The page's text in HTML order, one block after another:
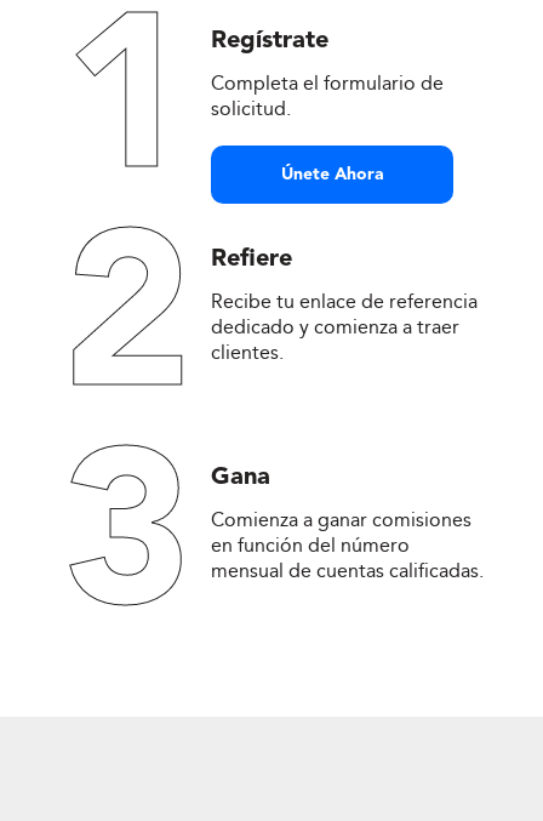
1 Regístrate
Completa el formulario de
solicitud.
Únete Ahora
2 Refiere
Recibe tu enlace de referencia
dedicado y comienza a traer
clientes.
3 Gana
Comienza a ganar comisiones
en función del número
mensual de cuentas calificadas.